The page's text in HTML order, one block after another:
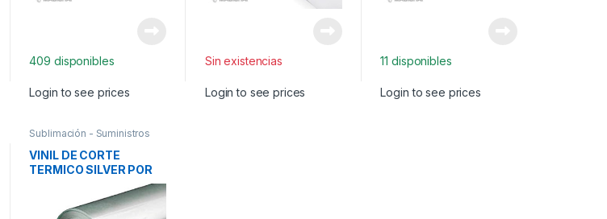
409 disponibles
Login to see prices
Sin existencias
Login to see prices
11 disponibles
Login to see prices
Sublimación - Suministros
VINIL DE CORTE
TERMICO SILVER POR